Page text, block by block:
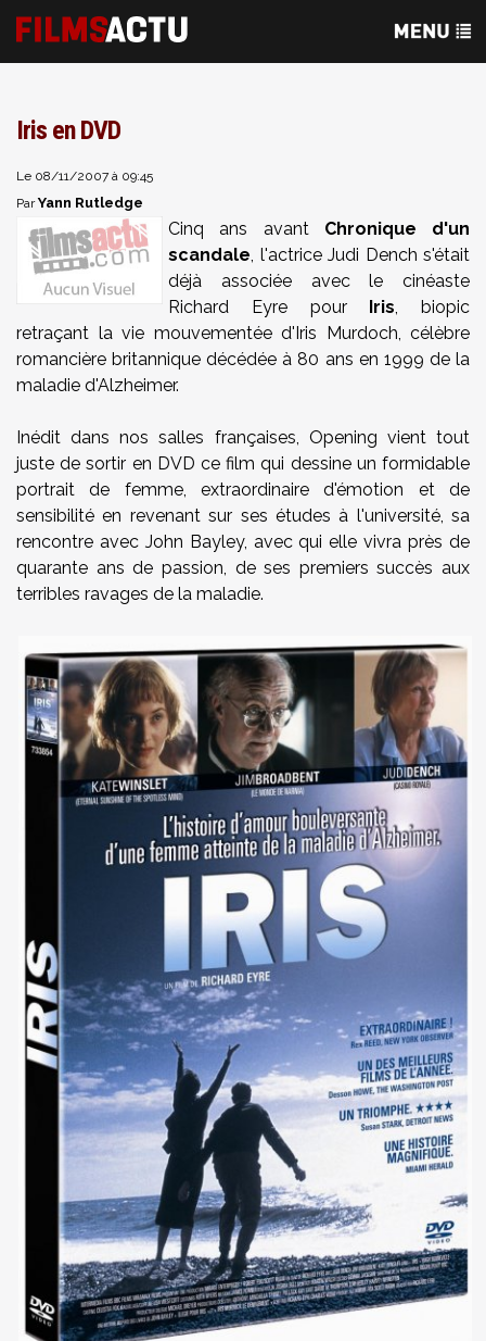
Iris en DVD
Le 08/11/2007 à 09:45
ParYann Rutledge
Cinq ans avant Chronique d'un
scandale, l'actrice Judi Dench s'était
déjà associée avec le cinéaste
Richard Eyre pour Iris, biopic
retraçant la vie mouvementée d'Iris Murdoch, célèbre
romancière britannique décédée à 80 ans en 1999 de la
maladie d'Alzheimer.
Inédit dans nos salles françaises, Opening vient tout
juste de sortir en DVD ce film qui dessine un formidable
portrait de femme, extraordinaire d'émotion et de
sensibilité en revenant sur ses études à l'université, sa
rencontre avec John Bayley, avec qui elle vivra près de
quarante ans de passion, de ses premiers succès aux
terribles ravages de la maladie.